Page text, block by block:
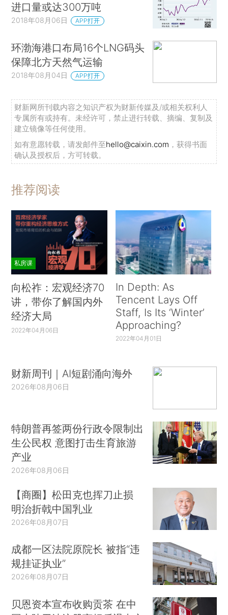
进口量或达300万吨
2018年08月06日 APP打开
环渤海港口布局16个LNG码头
保障北方天然气运输
2018年08月04日 APP打开
财新网所刊载内容之知识产权为财新传媒及/或相关权利人
专属所有或持有。未经许可，禁止进行转载、摘编、复制及
建立镜像等任何使用。
如有意愿转载，请发邮件至hello@caixin.com ，获得书面
确认及授权后，方可转载。
推荐阅读
私房课
向松祚：宏观经济70
讲，带你了解国内外
经济大局
2022年04月06日
In Depth: As
Tencent Lays Off
Staff, Is Its ‘Winter’
Approaching?
2022年04月01日
财新周刊｜AI短剧涌向海外
2026年08月06日
特朗普再签两份行政令限制出
生公民权 意图打击生育旅游
产业
2026年08月06日
【商圈】松田克也挥刀止损
明治折戟中国乳业
2026年08月07日
成都一区法院原院长 被指“违
规挂证执业”
2026年08月07日
贝恩资本宣布收购贡茶 在中